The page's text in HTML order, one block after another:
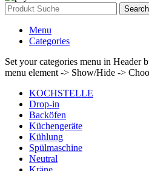
Search
Menu
Categories
Set your categories menu in
menu element -> Show/Hide ->
KOCHSTELLE
Drop-in
Backöfen
Küchengeräte
Kühlung
Spülmaschine
Neutral